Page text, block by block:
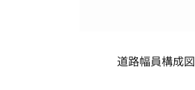
道路幅員構成図